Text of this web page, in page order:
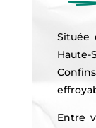
Située
Entre